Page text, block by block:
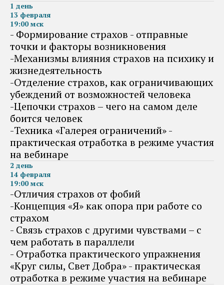
1 день
13 февраля
19:00 мск
- Формирование страхов - отправные
точки и факторы возникновения
-Механизмы влияния страхов на психику и
жизнедеятельность
-Отделение страхов, как ограничивающих
убеждений от возможностей человека
-Цепочки страхов – чего на самом деле
боится человек
-Техника «Галерея ограничений» -
практическая отработка в режиме участия
на вебинаре
2 день
14 февраля
19:00 мск
-Отличия страхов от фобий
-Концепция «Я» как опора при работе со
страхом
- Связь страхов с другими чувствами – с
чем работать в параллели
- Отработка практического упражнения
«Круг силы, Свет Добра» - практическая
отработка в режиме участия на вебинаре